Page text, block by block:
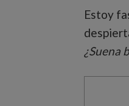
Estoy
¿Suena